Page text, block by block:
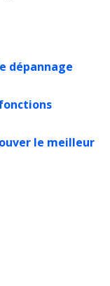
dépannage
le meilleur